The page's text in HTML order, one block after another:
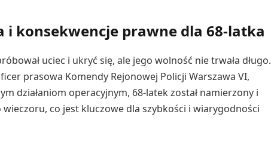
i konsekwencje prawne dla 68-latka
uciec i ukryć się, ale jego wolność nie trwała długo.
prasowa Komendy Rejonowej Policji Warszawa VI,
działaniom operacyjnym, 68-latek został namierzony i
co jest kluczowe dla szybkości i wiarygodności